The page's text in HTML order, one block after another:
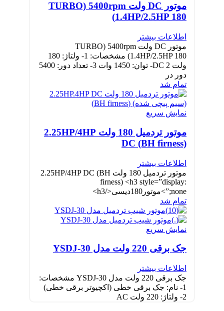
موتور DC ولت TURBO) 5400rpm
1.4HP/2.5HP 180)
اطلاعات بیشتر
موتور DC ولت TURBO) 5400rpm
1.4HP/2.5HP 180) مشخصات: 1- ولتاژ: 180
ولت DC 2- توان: 1450 وات 3- تعداد دور: 5400
دور در
تمام شد
نمایش سریع
موتور تردمیل 180 ولت 2.25HP/4HP
DC (BH firness)
اطلاعات بیشتر
موتور تردمیل 180 ولت 2.25HP/4HP DC (BH
firness) <h3 style=”display:
none;”>موتور180دیسی</h3>
تمام شد
نمایش سریع
جک برقی 220 ولت مدل YSDJ-30
اطلاعات بیشتر
جک برقی 220 ولت مدل YSDJ-30 مشخصات:
1- نام: جک برقی خطی (اکچیوتر برقی خطی)
2- ولتاژ: 220 ولت AC